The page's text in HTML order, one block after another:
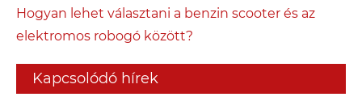
Hogyan lehet választani a benzin scooter és az
elektromos robogó között?
Kapcsolódó hírek